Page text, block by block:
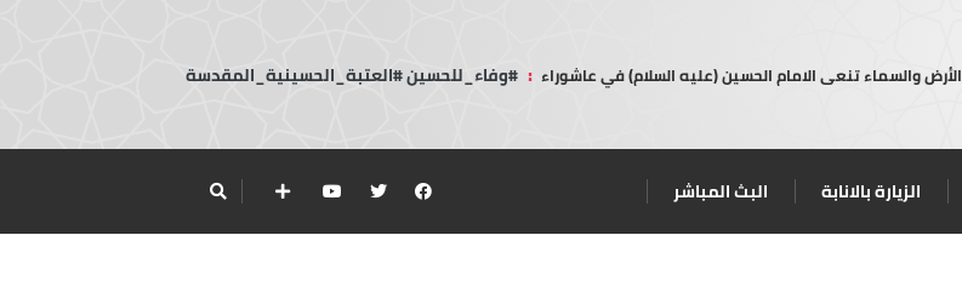
الأرض والسماء تنعى الامام الحسين (عليه السلام) في عاشوراء : #وفاء_للحسين #العتبة_الحسينية_المقدسة
الزيارة بالانابة البث المباشر